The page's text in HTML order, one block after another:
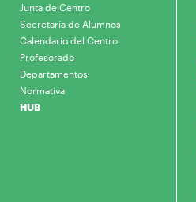
Junta de Centro
Secretaría de Alumnos
Calendario del Centro
Profesorado
Departamentos
Normativa
HUB